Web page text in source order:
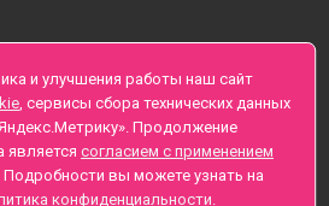
д.6 , Лиговский пр., 65
и улучшения работы наш сайт
, сервисы сбора технических данных
Продолжение
является согласием с применением
Подробности вы можете узнать на
конфиденциальности.